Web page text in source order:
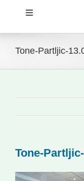
Toggle
Novosti
Kontakti
Tone-Partljic-
Tone-